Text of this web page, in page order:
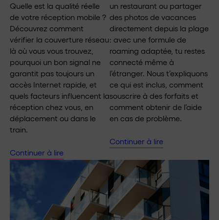
Quelle est la qualité réelle
de votre réception mobile ?
Découvrez comment
vérifier la couverture réseau
là où vous vous trouvez,
pourquoi un bon signal ne
garantit pas toujours un
accès Internet rapide, et
quels facteurs influencent la
réception chez vous, en
déplacement ou dans le
train.
Continuer à lire
un restaurant ou partager
des photos de vacances
directement depuis la plage
: avec une formule de
roaming adaptée, tu restes
connecté même à
l’étranger. Nous t’expliquons
ce qui est inclus, comment
souscrire à des forfaits et
comment obtenir de l’aide
en cas de problème.
Continuer à lire